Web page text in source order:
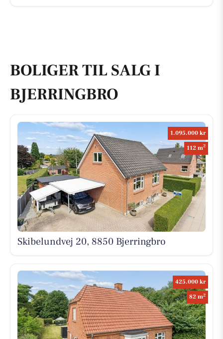
BOLIGER TIL SALG I
BJERRINGBRO
1.095.000 kr
112 m2
Skibelundvej 20, 8850 Bjerringbro
425.000 kr
82 m2